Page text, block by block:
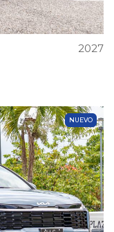
2027
NUEVO